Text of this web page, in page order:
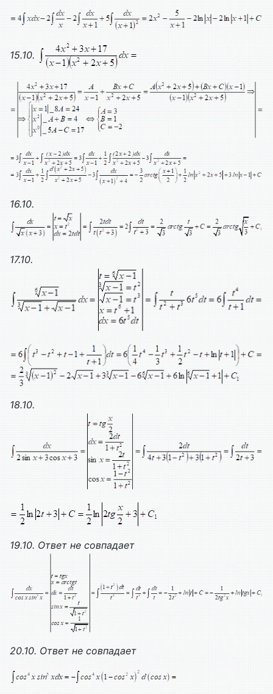
15.10.
16.10.
17.10.
18.10.
19.10. Ответ не совпадает
20.10. Ответ не совпадает